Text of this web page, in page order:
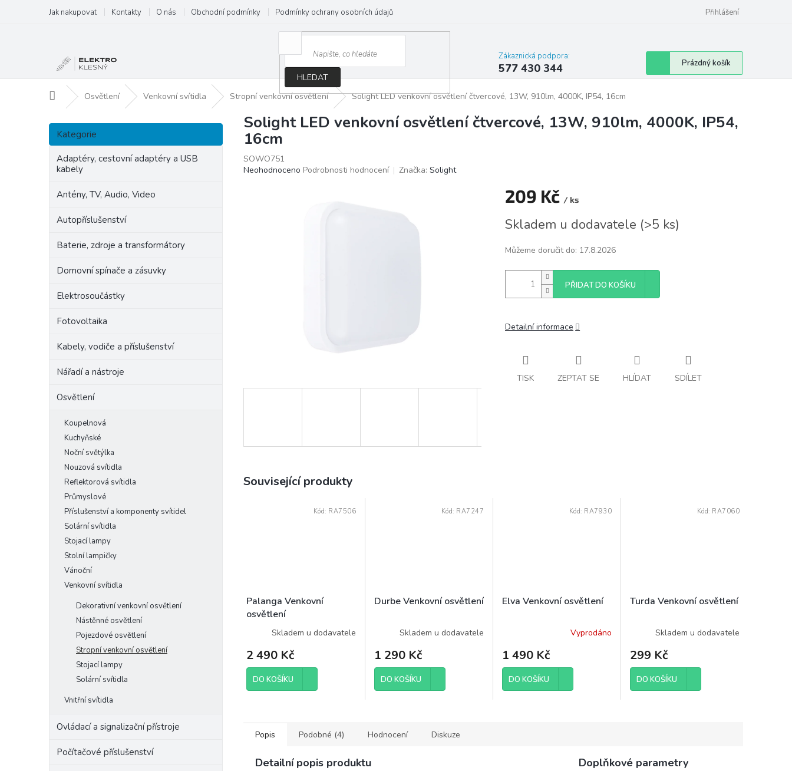
obsah
Jak nakupovat Kontakty O nás Obchodní podmínky Podmínky ochrany osobních údajů Přihlášení
HLEDAT
Zákaznická podpora:
577 430 344
Nákupní
košík
Prázdný košík
Domů Osvětlení Venkovní svítidla Stropní venkovní osvětlení Solight LED venkovní osvětlení čtvercové, 13W, 910lm, 4000K, IP54, 16cm
P
s
Přeskočit
kategorie
Kategorie
Adaptéry, cestovní adaptéry a USB
kabely
Antény, TV, Audio, Video
Autopříslušenství
Baterie, zdroje a transformátory
Domovní spínače a zásuvky
Elektrosoučástky
Fotovoltaika
Kabely, vodiče a příslušenství
Nářadí a nástroje
Osvětlení
Koupelnová
Kuchyňské
Noční světýlka
Nouzová svítidla
Reflektorová svítidla
Průmyslové
Příslušenství a komponenty svítidel
Solární svítidla
Stojací lampy
Stolní lampičky
Vánoční
Venkovní svítidla
Dekorativní venkovní osvětlení
Nástěnné osvětlení
Pojezdové osvětlení
Stropní venkovní osvětlení
Stojací lampy
Solární svítidla
Vnitřní svítidla
Ovládací a signalizační přístroje
Počítačové příslušenství
Solight LED venkovní osvětlení čtvercové, 13W, 910lm, 4000K, IP54,
16cm
SOWO751
Průměrné
Neohodnoceno Podrobnosti hodnocení Značka: Solight
209 Kč / ks
cena:
Skladem u dodavatele (>5 ks)
Můžeme doručit do: 17.8.2026
PŘIDAT DO KOŠÍKU
Detailní informace
TISK ZEPTAT SE HLÍDAT SDÍLET
Související produkty
Palanga Venkovní
osvětlení
Skladem u dodavatele
2 490 Kč
DO KOŠÍKU
Kód: RA7506
Durbe Venkovní osvětlení
Skladem u dodavatele
1 290 Kč
DO KOŠÍKU
Kód: RA7247
Elva Venkovní osvětlení
Vyprodáno
1 490 Kč
DO KOŠÍKU
Kód: RA7930
Turda Venkovní osvětlení
Skladem u dodavatele
299 Kč
DO KOŠÍKU
Kód: RA7060
Popis Podobné (4) Hodnocení Diskuze
Detailní popis produktu Doplňkové parametry